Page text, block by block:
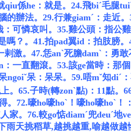
qiu係he：就是。 24.飛biˊ毛腿
的辦法。 29.行兼giamˊ：走近。
：可憐哀叫。 35.雞公頭：指公雞
嗎？。 41.拍pad翼id：拍肢膀。
激。 47.恁anˋ死膽damˋ：勇敢
一直翻滾。 53.該ge當時：那個
ngoiˇ呆：呆呆。 59.唔mˇ知diˊ：
。 65.子時(轉zonˋ點)：11點。
。 72.嚎ho嚎hoˋ！嚎ho嚎hoˋ！
家。 76.較go惦diamˊ兜deuˊ地
雨天挑稻草,越挑越重,喻越做越